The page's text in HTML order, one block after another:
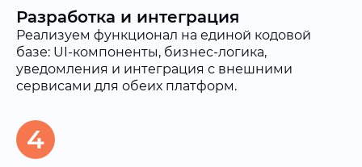
Разработка и интеграция
Реализуем функционал на единой кодовой
базе: UI-компоненты, бизнес-логика,
уведомления и интеграция с внешними
сервисами для обеих платформ.
4